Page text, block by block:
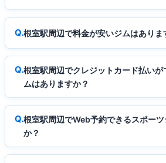
根室駅周辺で料金が安いジムはありま
根室駅周辺でクレジットカード払い
ムはありますか？
根室駅周辺でWeb予約できるスポー
か？